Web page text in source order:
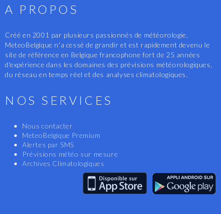
A PROPOS
Créé en 2001 par plusieurs passionnés de météorologie,
MeteoBelgique n'a cessé de grandir et est rapidement devenu le
site de référence en Belgique francophone fort de 25 années
d'expérience dans les domaines des prévisions météorologiques,
du réseau en temps réel et des analyses climatologiques.
NOS SERVICES
Nous contacter
MeteoBelgique Premium
Alertes par SMS
Prévisions météo sur mesure
Archives Climatologiques